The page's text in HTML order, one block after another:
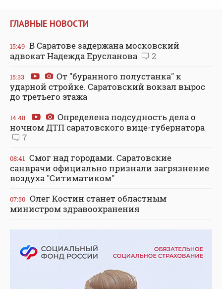
ГЛАВНЫЕ НОВОСТИ
15:49 В Саратове задержана московский
адвокат Надежда Ерусланова
2
15:33
От "буранного полустанка" к
ударной стройке. Саратовский вокзал вырос
до третьего этажа
14:48
Определена подсудность дела о
ночном ДТП саратовского вице-губернатора
7
08:41 Смог над городами. Саратовские
санврачи официально признали загрязнение
воздуха "Ситиматиком"
07:50 Олег Костин станет областным
министром здравоохранения